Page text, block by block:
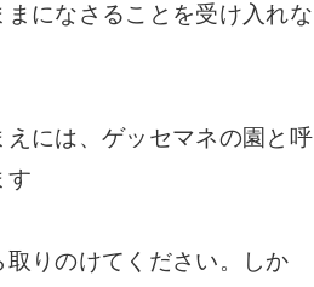
になさることを受け入れな
には、ゲッセマネの園と呼
す
取りのけてください。しか